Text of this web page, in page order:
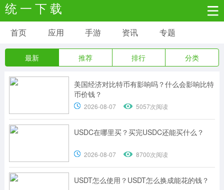
统 一 下 载
安卓应用 安卓游戏
新闻资讯 生活实用
金融理财
学习教育
主题美化
其它应用
首页 应用 手游 资讯 专题
最新 推荐 排行 分类
美国经济对比特币有影响吗？什么会影响比特
币价钱？
2026-08-07 5057次阅读
USDC在哪里买？买完USDC还能买什么？
2026-08-07 8700次阅读
USDT怎么使用？USDT怎么换成能花的钱？